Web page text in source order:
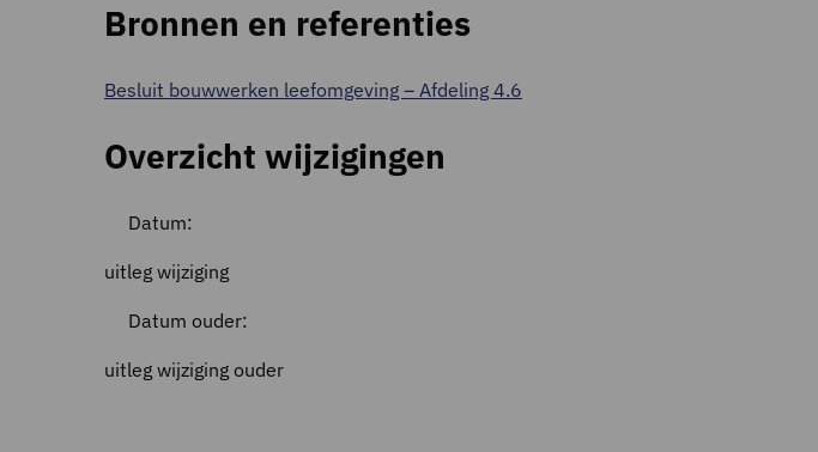
Bronnen en referenties
Besluit bouwwerken leefomgeving – Afdeling 4.6
Overzicht wijzigingen
Datum:
uitleg wijziging
Datum ouder:
uitleg wijziging ouder